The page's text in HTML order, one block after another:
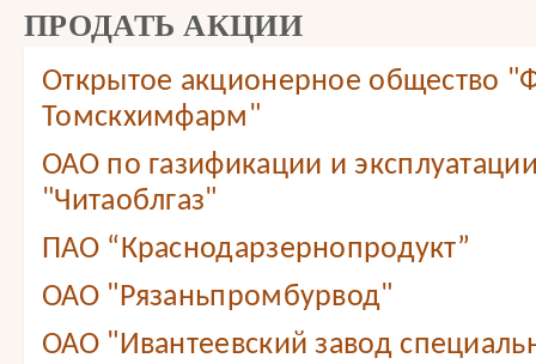
ПРОДАТЬ АКЦИИ
Открытое акционерное общество
Томскхимфарм"
ОАО по газификации и эксплуатации
"Читаоблгаз"
ПАО “Краснодарзернопродукт”
ОАО "Рязаньпромбурвод"
ОАО "Ивантеевский завод